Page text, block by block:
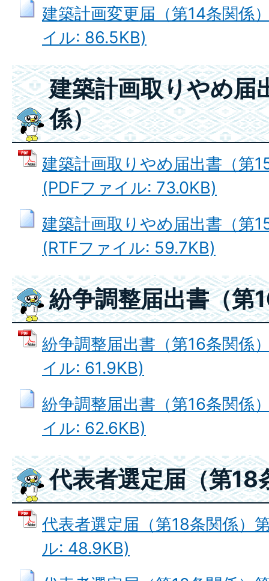
建築計画変更届（第14条関係
イル: 86.5KB)
建築計画取りやめ届
係）
建築計画取りやめ届出書（第
(PDFファイル: 73.0KB)
建築計画取りやめ届出書（第
(RTFファイル: 59.7KB)
紛争調整届出書（第
紛争調整届出書（第16条関係
イル: 61.9KB)
紛争調整届出書（第16条関係
イル: 62.6KB)
代表者選定届（第18
代表者選定届（第18条関係）
ル: 48.9KB)